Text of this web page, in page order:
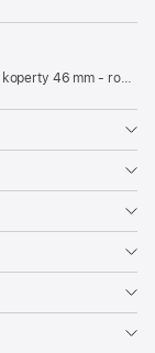
46 mm - rozmiar M/L